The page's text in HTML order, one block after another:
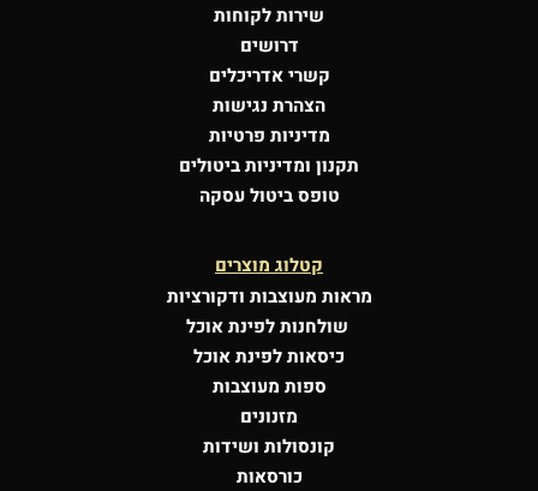
שירות לקוחות
דרושים
קשרי אדריכלים
הצהרת נגישות
מדיניות פרטיות
תקנון ומדיניות ביטולים
טופס ביטול עסקה
קטלוג מוצרים
מראות מעוצבות ודקורציות
שולחנות לפינת אוכל
כיסאות לפינת אוכל
ספות מעוצבות
מזנונים
קונסולות ושידות
כורסאות